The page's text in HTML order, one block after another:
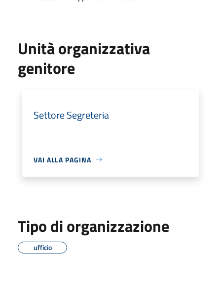
Unità organizzativa
genitore
Settore Segreteria
VAI ALLA PAGINA
Tipo di organizzazione
ufficio